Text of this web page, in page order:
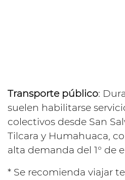
Transporte público:
suelen habilitarse
colectivos desde San
Tilcara y Humahuaca,
alta demanda del 1° de
* Se recomienda viajar